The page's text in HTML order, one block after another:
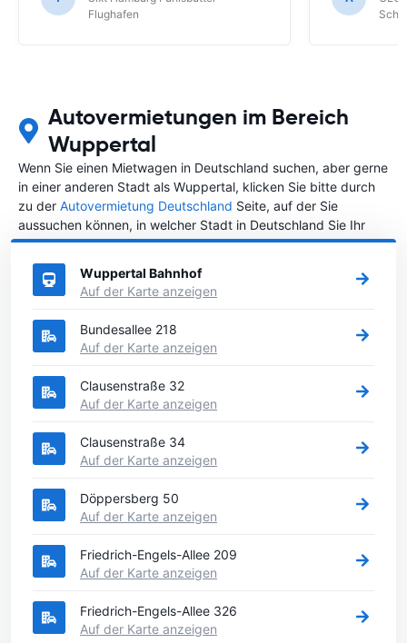
Flughafen
Schönefeld
Autovermietungen im Bereich
Wuppertal
Wenn Sie einen Mietwagen in Deutschland suchen, aber gerne
in einer anderen Stadt als Wuppertal, klicken Sie bitte durch
zu der Autovermietung Deutschland Seite, auf der Sie
aussuchen können, in welcher Stadt in Deutschland Sie Ihr
Fahrzeug mieten wollen.
Wuppertal Bahnhof
Auf der Karte anzeigen
Bundesallee 218
Auf der Karte anzeigen
Clausenstraße 32
Auf der Karte anzeigen
Clausenstraße 34
Auf der Karte anzeigen
Döppersberg 50
Auf der Karte anzeigen
Friedrich-Engels-Allee 209
Auf der Karte anzeigen
Friedrich-Engels-Allee 326
Auf der Karte anzeigen